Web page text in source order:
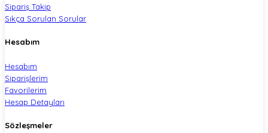
Sipariş Takip
Sıkça Sorulan Sorular
Hesabım
Hesabım
Siparişlerim
Favorilerim
Hesap Detayları
Sözleşmeler